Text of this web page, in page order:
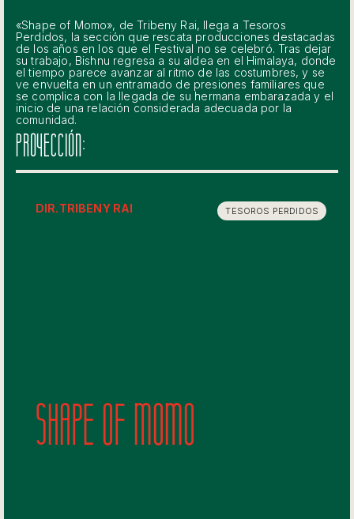
«Shape of Momo», de Tribeny Rai, llega a Tesoros
Perdidos, la sección que rescata producciones destacadas
de los años en los que el Festival no se celebró. Tras dejar
su trabajo, Bishnu regresa a su aldea en el Himalaya, donde
el tiempo parece avanzar al ritmo de las costumbres, y se
ve envuelta en un entramado de presiones familiares que
se complica con la llegada de su hermana embarazada y el
inicio de una relación considerada adecuada por la
comunidad.
PROYECCIÓN:
DIR.TRIBENY RAI TESOROS PERDIDOS
Shape of Momo